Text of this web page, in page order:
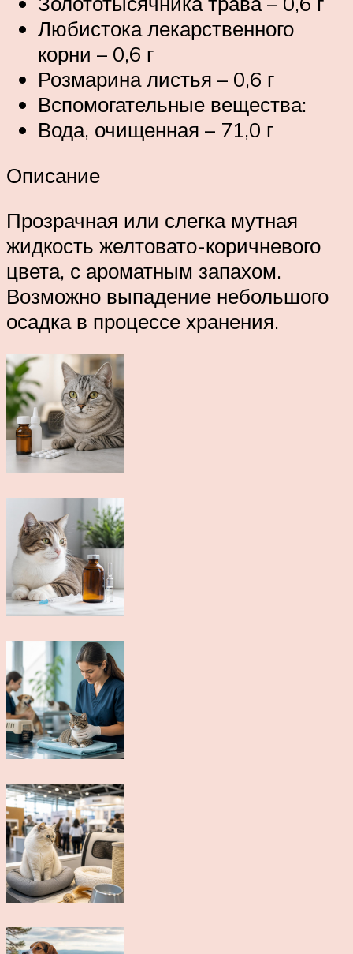
Любистока лекарственного
корни – 0,6 г
Розмарина листья – 0,6 г
Вспомогательные вещества:
Вода, очищенная – 71,0 г
Описание
Прозрачная или слегка мутная
жидкость желтовато-коричневого
цвета, с ароматным запахом.
Возможно выпадение небольшого
осадка в процессе хранения.